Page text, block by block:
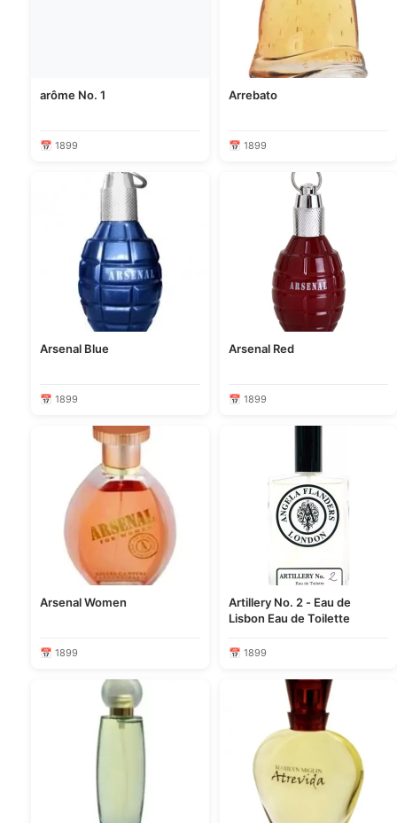
arôme No. 1
📅 1899
Arrebato
📅 1899
Arsenal Blue
📅 1899
Arsenal Red
📅 1899
Arsenal Women
📅 1899
Artillery No. 2 - Eau de
Lisbon Eau de Toilette
📅 1899